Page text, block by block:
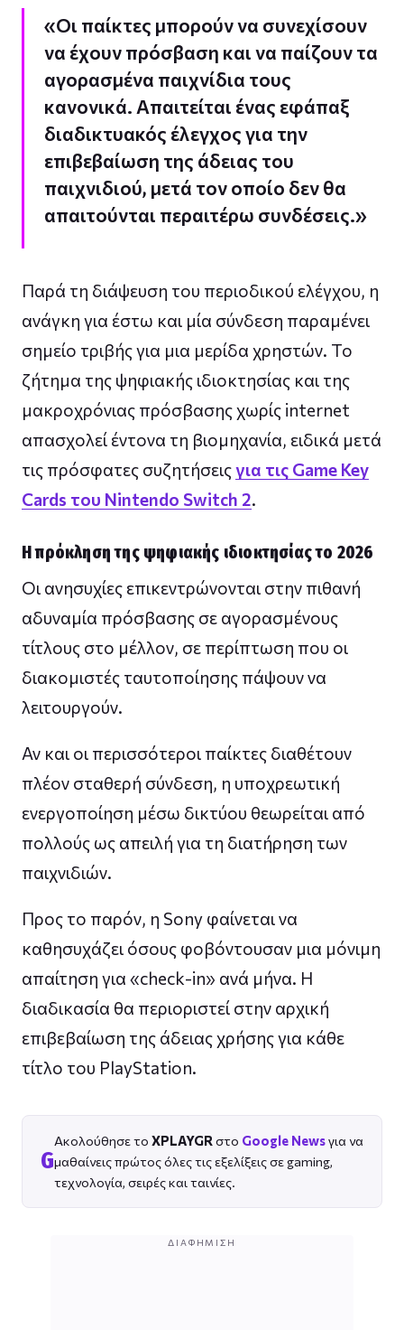
«Οι παίκτες μπορούν να συνεχίσουν
να έχουν πρόσβαση και να παίζουν τα
αγορασμένα παιχνίδια τους
κανονικά. Απαιτείται ένας εφάπαξ
διαδικτυακός έλεγχος για την
επιβεβαίωση της άδειας του
παιχνιδιού, μετά τον οποίο δεν θα
απαιτούνται περαιτέρω συνδέσεις.»
Παρά τη διάψευση του περιοδικού ελέγχου, η
ανάγκη για έστω και μία σύνδεση παραμένει
σημείο τριβής για μια μερίδα χρηστών. Το
ζήτημα της ψηφιακής ιδιοκτησίας και της
μακροχρόνιας πρόσβασης χωρίς internet
απασχολεί έντονα τη βιομηχανία, ειδικά μετά
τις πρόσφατες συζητήσειςγια τις Game Key
Cards του Nintendo Switch 2.
Η πρόκληση της ψηφιακής ιδιοκτησίας το 2026
Οι ανησυχίες επικεντρώνονται στην πιθανή
αδυναμία πρόσβασης σε αγορασμένους
τίτλους στο μέλλον, σε περίπτωση που οι
διακομιστές ταυτοποίησης πάψουν να
λειτουργούν.
Αν και οι περισσότεροι παίκτες διαθέτουν
πλέον σταθερή σύνδεση, η υποχρεωτική
ενεργοποίηση μέσω δικτύου θεωρείται από
πολλούς ως απειλή για τη διατήρηση των
παιχνιδιών.
Προς το παρόν, η Sony φαίνεται να
καθησυχάζει όσους φοβόντουσαν μια μόνιμη
απαίτηση για «check-in» ανά μήνα. Η
διαδικασία θα περιοριστεί στην αρχική
επιβεβαίωση της άδειας χρήσης για κάθε
τίτλο του PlayStation.
G
Ακολούθησε το XPLAYGR στο Google Newsγια να
μαθαίνεις πρώτος όλες τις εξελίξεις σε gaming,
τεχνολογία, σειρές και ταινίες.
ΔΙΑΦΉΜΙΣΗ